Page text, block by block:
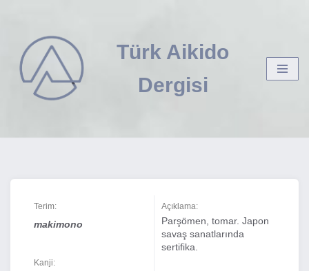
İçeriğe
geç
Türk Aikido
Dergisi
Terim:
makimono
Kanji:
Açıklama:
Parşömen, tomar. Japon
savaş sanatlarında
sertifika.